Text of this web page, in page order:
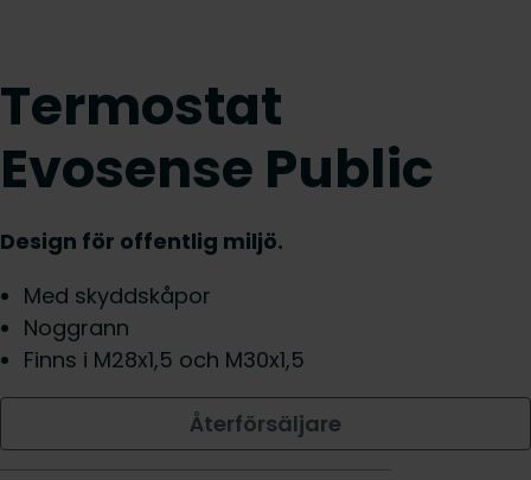
Termostat
Evosense Public
Design för offentlig miljö.
Med skyddskåpor
Noggrann
Finns i M28x1,5 och M30x1,5
Återförsäljare